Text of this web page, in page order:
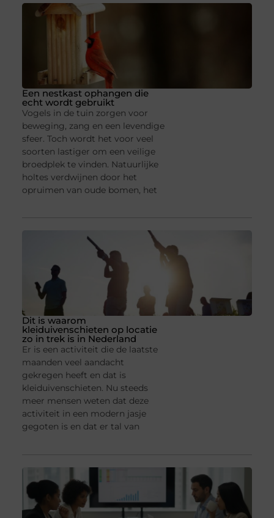
Een nestkast ophangen die
echt wordt gebruikt
Vogels in de tuin zorgen voor
beweging, zang en een levendige
sfeer. Toch wordt het voor veel
soorten lastiger om een veilige
broedplek te vinden. Natuurlijke
holtes verdwijnen door het
opruimen van oude bomen, het
Dit is waarom
kleiduivenschieten op locatie
zo in trek is in Nederland
Er is een activiteit die de laatste
maanden veel aandacht
gekregen heeft en dat is
kleiduivenschieten. Nu steeds
meer mensen weten dat deze
activiteit in een modern jasje
gegoten is en dat er tal van